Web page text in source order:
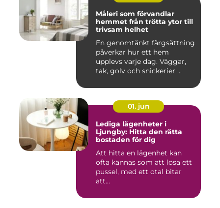
Måleri som förvandlar
hemmet från trötta ytor till
trivsam helhet
En genomtänkt färgsättning
påverkar hur ett hem
upplevs varje dag. Väggar,
tak, golv och snickerier ...
01. jun
Lediga lägenheter i
Ljungby: Hitta den rätta
bostaden för dig
Att hitta en lägenhet kan
ofta kännas som att lösa ett
pussel, med ett otal bitar
att...